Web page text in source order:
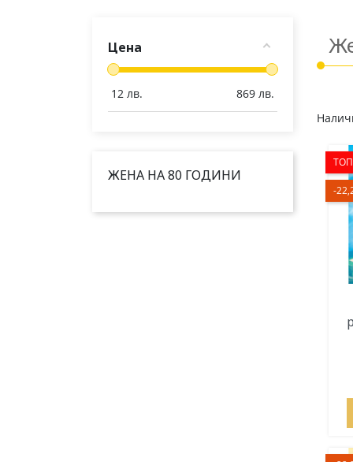
Цена
12 лв. 869 лв.
ЖЕНА НА 80 ГОДИНИ
-